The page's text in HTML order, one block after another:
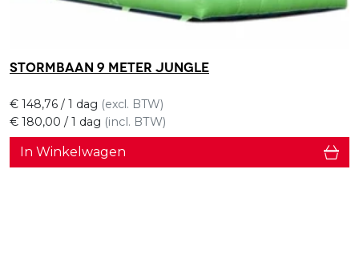
Stormbaan 9 meter jungle
€ 180,00 / 1 dag (incl. BTW)
€ 148,76 / 1 dag (excl. BTW)
In Winkelwagen